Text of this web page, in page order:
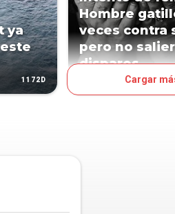
ya
1172D
Hombre
veces contra
pero no
disparos
Cargar